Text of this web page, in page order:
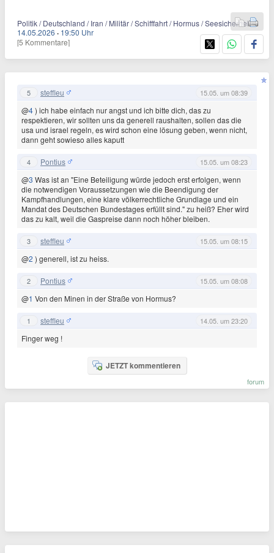
Politik / Deutschland / Iran / Militär / Schifffahrt / Hormus / Seesicherheit
14.05.2026 · 19:50 Uhr
[5 Kommentare]
5 steffleu 15.05. um 08:39
@4) ich habe einfach nur angst und ich bitte dich, das zu
respektieren, wir sollten uns da generell raushalten, sollen das die
usa und israel regeln, es wird schon eine lösung geben, wenn nicht,
dann geht sowieso alles kaputt
4 Pontius 15.05. um 08:23
@3 Was ist an "Eine Beteiligung würde jedoch erst erfolgen, wenn
die notwendigen Voraussetzungen wie die Beendigung der
Kampfhandlungen, eine klare völkerrechtliche Grundlage und ein
Mandat des Deutschen Bundestages erfüllt sind." zu heiß? Eher wird
das zu kalt, weil die Gaspreise dann noch höher bleiben.
3 steffleu 15.05. um 08:15
@2 ) generell, ist zu heiss.
2 Pontius 15.05. um 08:08
@1 Von den Minen in der Straße von Hormus?
1 steffleu 14.05. um 23:20
Finger weg !
JETZT kommentieren
forum